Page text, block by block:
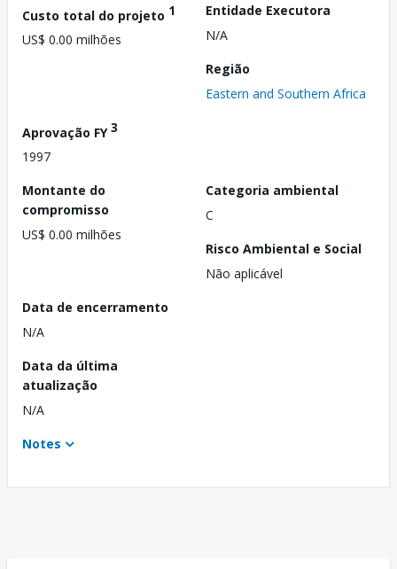
Custo total do projeto 1
US$ 0.00 milhões
Entidade Executora
N/A
Região
Eastern and Southern Africa
Aprovação FY3
1997
Montante do
compromisso
US$ 0.00 milhões
Categoria ambiental
C
Risco Ambiental e Social
Não aplicável
Data de encerramento
N/A
Data da última
atualização
N/A
Notes